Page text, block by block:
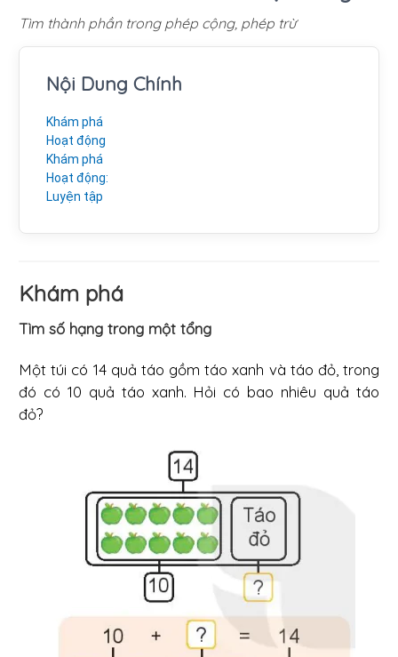
Tìm thành phần trong phép cộng, phép trừ
Nội Dung Chính
Khám phá
Hoạt động
Khám phá
Hoạt động:
Luyện tập
Khám phá
Tìm số hạng trong một tổng
Một túi có 14 quả táo gồm táo xanh và táo đỏ, trong
đó có 10 quả táo xanh. Hỏi có bao nhiêu quả táo
đỏ?